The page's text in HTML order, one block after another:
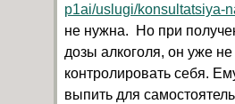
p1ai/uslugi/konsultatsiya-
не нужна. Но при
дозы алкоголя, он уже
контролировать себя.
выпить для